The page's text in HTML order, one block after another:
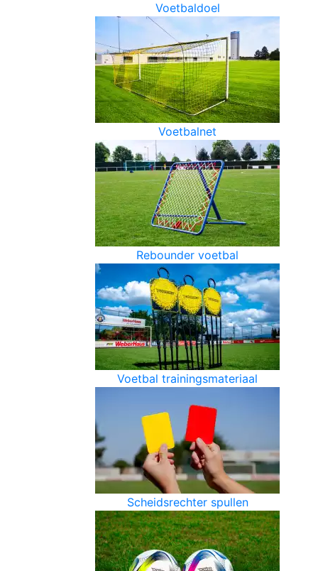
Voetbaldoel
Voetbalnet
Rebounder voetbal
Voetbal trainingsmateriaal
Scheidsrechter spullen